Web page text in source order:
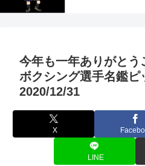
今年も一年ありがと
ボクシング選手名鑑
2020/12/31
X
LINE